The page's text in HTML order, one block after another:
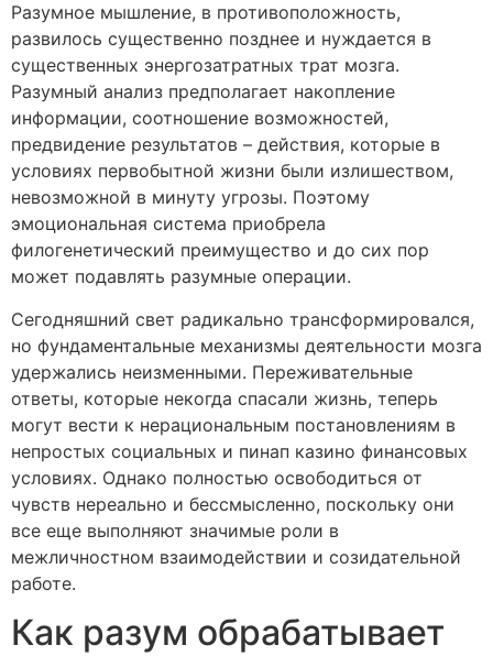
Разумное мышление, в противоположность,
развилось существенно позднее и нуждается в
существенных энергозатратных трат мозга.
Разумный анализ предполагает накопление
информации, соотношение возможностей,
предвидение результатов – действия, которые в
условиях первобытной жизни были излишеством,
невозможной в минуту угрозы. Поэтому
эмоциональная система приобрела
филогенетический преимущество и до сих пор
может подавлять разумные операции.
Сегодняшний свет радикально трансформировался,
но фундаментальные механизмы деятельности мозга
удержались неизменными. Переживательные
ответы, которые некогда спасали жизнь, теперь
могут вести к нерациональным постановлениям в
непростых социальных и пинап казино финансовых
условиях. Однако полностью освободиться от
чувств нереально и бессмысленно, поскольку они
все еще выполняют значимые роли в
межличностном взаимодействии и созидательной
работе.
Как разум обрабатывает